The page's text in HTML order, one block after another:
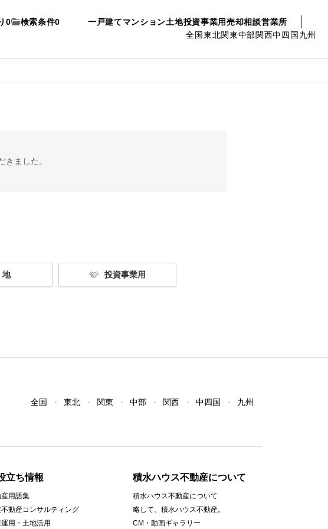
一戸建てマンション土地投資事業用売却相談営業所
全国東北関東中部関西中四国九州
0 検索条件0
きました。
地 投資事業用
全国 東北 関東 中部 関西 中四国 九州
立ち情報
用語集
動産コンサルティング
用・土地活用
積水ハウス不動産について
積水ハウス不動産について
略して、積水ハウス不動産。
CM・動画ギャラリー